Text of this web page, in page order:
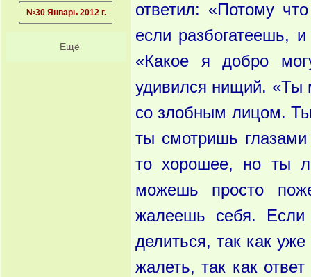
№30 Январь 2012 г.
Ещё
ответил: «Потому
если разбогатеешь,
«Какое я добро
удивился нищий. «Ты
со злобным лицом.
ты смотришь
то хорошее, но ты
можешь просто
жалеешь себя.
делиться, так как
жалеть, так как